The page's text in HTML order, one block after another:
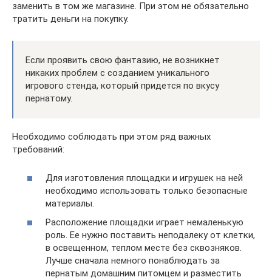
заменить в том же магазине. При этом не обязательно
тратить деньги на покупку.
Если проявить свою фантазию, не возникнет
никаких проблем с созданием уникального
игрового стенда, который придется по вкусу
пернатому.
Необходимо соблюдать при этом ряд важных
требований:
Для изготовления площадки и игрушек на ней
необходимо использовать только безопасные
материалы.
Расположение площадки играет немаленькую
роль. Ее нужно поставить неподалеку от клетки,
в освещенном, теплом месте без сквозняков.
Лучше сначала немного понаблюдать за
пернатым домашним питомцем и разместить